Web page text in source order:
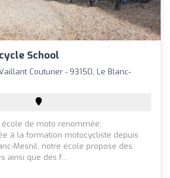
School
Couturier - 93150, Le Blanc-
école de moto renommée,
à la formation motocycliste depuis
Mesnil, notre école propose des
ainsi que des f...